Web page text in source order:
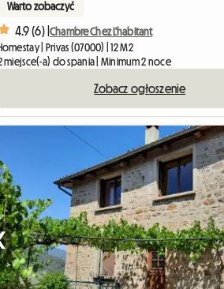
Warto zobaczyć
4.9 (6) |Chambre Chez L'habitant
Homestay | Privas (07000) | 12 M2
miejsce(-a) do spania | Minimum 2 noce
Zobacz ogłoszenie